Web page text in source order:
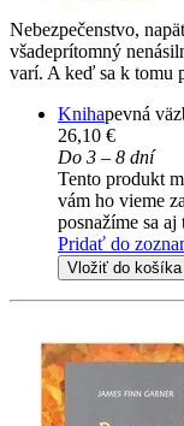
Nebezpečenstvo,
všadeprítomný
varí. A keď sa k tomu
Knihapevná
26,10 €
Do 3 – 8 dní
Tento produkt
vám ho vieme
posnažíme sa
Pridať do
Vložiť do košíka